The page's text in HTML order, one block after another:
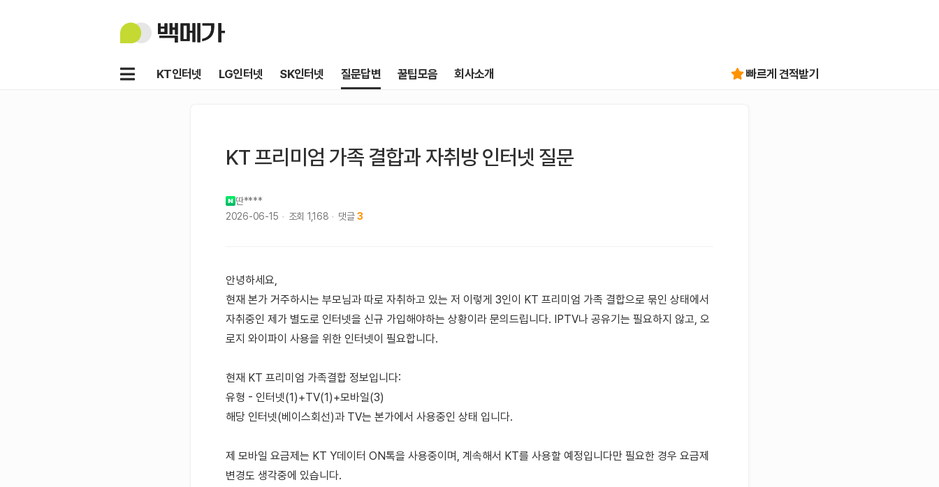
백
KT인터넷
LG인터넷 SK인터넷 질문답변 꿀팁모음 회사소개
메
빠르게 견적받기
KT 프리미엄 가족 결합과 자취방 인터넷 질문
딴****
2026-06-15
조회 1,168 댓글 3
안녕하세요,
현재 본가 거주하시는 부모님과 따로 자취하고 있는 저 이렇게 3인이 KT 프리미엄 가족 결합으로 묶인 상태에서
자취중인 제가 별도로 인터넷을 신규 가입해야하는 상황이라 문의드립니다. IPTV나 공유기는 필요하지 않고, 오
로지 와이파이 사용을 위한 인터넷이 필요합니다.
현재 KT 프리미엄 가족결합 정보입니다:
유형 - 인터넷(1)+TV(1)+모바일(3)
해당 인터넷(베이스회선)과 TV는 본가에서 사용중인 상태 입니다.
제 모바일 요금제는 KT Y데이터 ON톡을 사용중이며, 계속해서 KT를 사용할 예정입니다만 필요한 경우 요금제
변경도 생각중에 있습니다.